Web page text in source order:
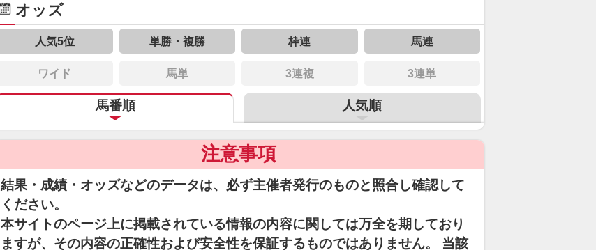
オッズ
人気5位 単勝・複勝 枠連 馬連
ワイド 馬単 3連複 3連単
馬番順 人気順
注意事項
結果・成績・オッズなどのデータは、必ず主催者発行のものと照合し確認して
ください。
本サイトのページ上に掲載されている情報の内容に関しては万全を期しており
ますが、その内容の正確性および安全性を保証するものではありません。 当該